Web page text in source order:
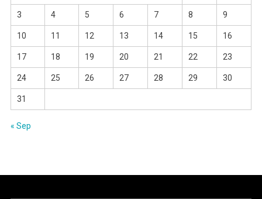
3 4 5 6 7 8 9
10 11 12 13 14 15 16
17 18 19 20 21 22 23
24 25 26 27 28 29 30
31
« Sep